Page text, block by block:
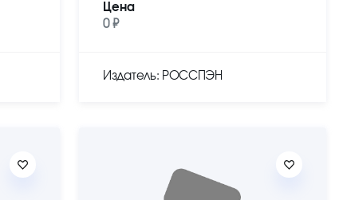
Цена
0 ₽
Издатель: РОССПЭН